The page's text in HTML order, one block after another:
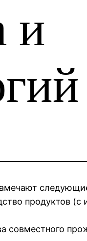
и
продуктов (с
совместного